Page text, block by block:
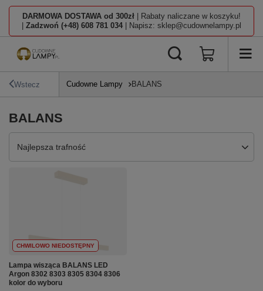
DARMOWA DOSTAWA od 300zł | Rabaty naliczane w koszyku!
Zadzwoń (+48) 608 781 034 | Napisz: sklep@cudownelampy.pl
Wstecz Cudowne Lampy BALANS
BALANS
Zmień sortowanie
Najlepsza trafność
CHWILOWO NIEDOSTĘPNY
Lampa wisząca BALANS LED
Argon 8302 8303 8305 8304 8306
kolor do wyboru